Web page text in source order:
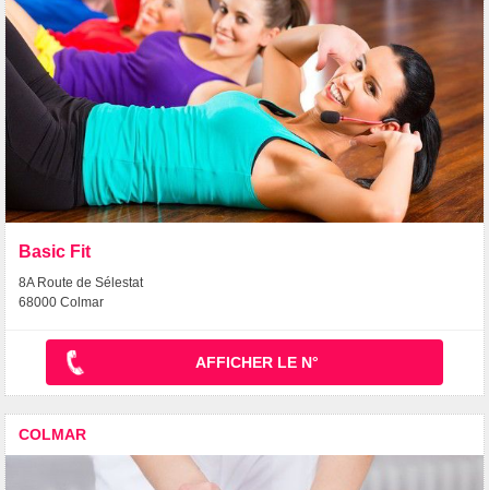
Basic Fit
8A Route de Sélestat
68000 Colmar
AFFICHER LE N°
COLMAR